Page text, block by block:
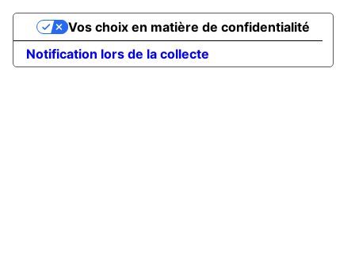
Notification lors de la collecte
Vos choix en matière de confidentialité